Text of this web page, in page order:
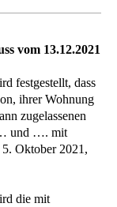
vom 13.12.2021
festgestellt, dass
ihrer Wohnung
zugelassenen
… und …. mit
Oktober 2021,
die mit